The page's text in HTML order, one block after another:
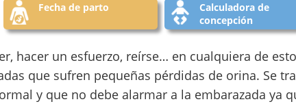
Fecha de parto
Calculadora de
concepción
hacer un esfuerzo, reírse… en cualquiera de
que sufren pequeñas pérdidas de orina. Se
y que no debe alarmar a la embarazada ya